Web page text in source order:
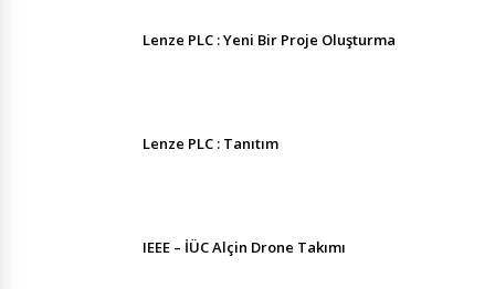
Lenze PLC : Yeni Bir Proje Oluşturma
Lenze PLC : Tanıtım
IEEE – İÜC Alçin Drone Takımı